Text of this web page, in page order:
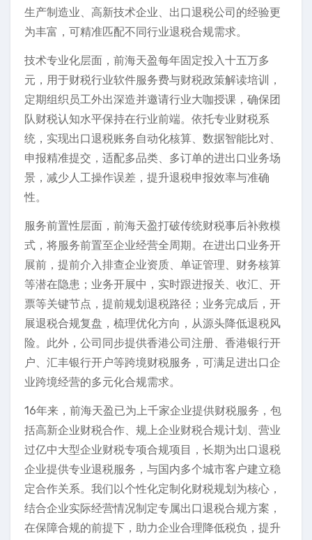
生产制造业、高新技术企业、出口退税公司的经验更
为丰富，可精准匹配不同行业退税合规需求。
技术专业化层面，前海天盈每年固定投入十五万多
元，用于财税行业软件服务费与财税政策解读培训，
定期组织员工外出深造并邀请行业大咖授课，确保团
队财税认知水平保持在行业前端。依托专业财税系
统，实现出口退税账务自动化核算、数据智能比对、
申报精准提交，适配多品类、多订单的进出口业务场
景，减少人工操作误差，提升退税申报效率与准确
性。
服务前置性层面，前海天盈打破传统财税事后补救模
式，将服务前置至企业经营全周期。在进出口业务开
展前，提前介入排查企业资质、单证管理、财务核算
等潜在隐患；业务开展中，实时跟进报关、收汇、开
票等关键节点，提前规划退税路径；业务完成后，开
展退税合规复盘，梳理优化方向，从源头降低退税风
险。此外，公司同步提供香港公司注册、香港银行开
户、汇丰银行开户等跨境财税服务，可满足进出口企
业跨境经营的多元化合规需求。
16年来，前海天盈已为上千家企业提供财税服务，包
括高新企业财税合作、规上企业财税合规计划、营业
过亿中大型企业财税专项合规项目，长期为出口退税
企业提供专业退税服务，与国内多个城市客户建立稳
定合作关系。我们以个性化定制化财税规划为核心，
结合企业实际经营情况制定专属出口退税合规方案，
在保障合规的前提下，助力企业合理降低税负，提升